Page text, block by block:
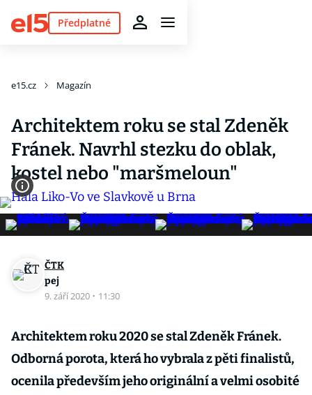
Předplatné
e15.cz Magazín
Architektem roku se stal Zdeněk
Fránek. Navrhl stezku do oblak,
kostel nebo "maršmeloun"
ČTK
pej
9. září 2020 · 11:30
Architektem roku 2020 se stal Zdeněk Fránek.
Odborná porota, která ho vybrala z pěti finalistů,
ocenila především jeho originální a velmi osobité